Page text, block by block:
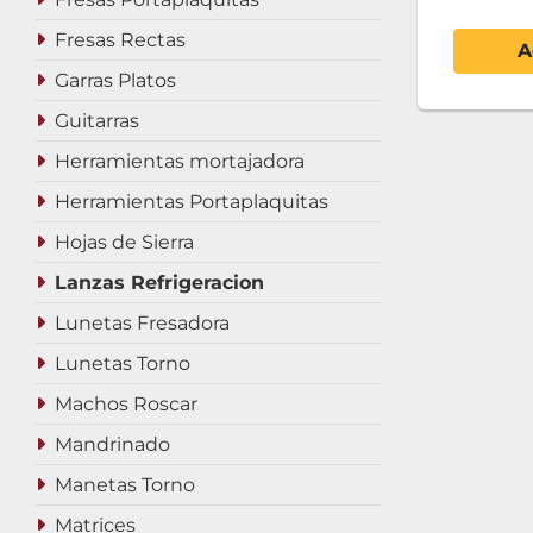
Fresas Rectas
Garras Platos
Guitarras
Herramientas mortajadora
Herramientas Portaplaquitas
Hojas de Sierra
Lanzas Refrigeracion
Lunetas Fresadora
Lunetas Torno
Machos Roscar
Mandrinado
Manetas Torno
Matrices